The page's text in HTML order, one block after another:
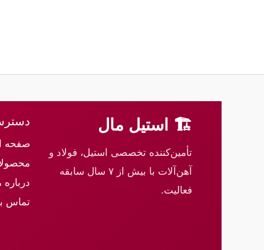
🏗 استیل مال
تأمین‌کننده تخصصی استیل، فولاد و
آهن‌آلات با بیش از ۷ سال سابقه
فعالیت.
صفحه
درباره
تماس